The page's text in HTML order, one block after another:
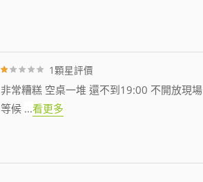
1顆星評價
非常糟糕 空桌一堆 還不到19:00 不開放現場
等候 ...看更多